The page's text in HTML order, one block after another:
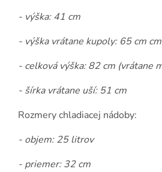
- výška: 41 cm
- výška vrátane kupoly: 65 cm cm
- celková výška: 82 cm (vrátane
- šírka vrátane uší: 51 cm
Rozmery chladiacej nádoby:
- objem: 25 litrov
- priemer: 32 cm